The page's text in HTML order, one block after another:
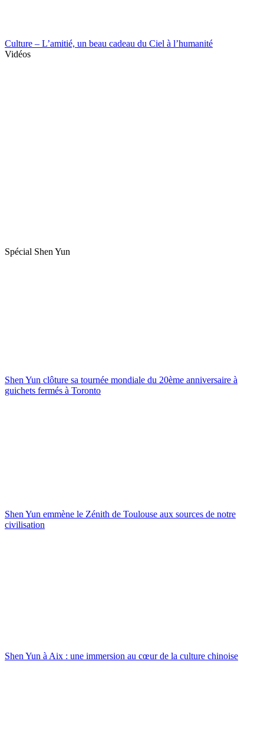
Culture – L’amitié, un beau cadeau du Ciel à l’humanité
Vidéos
Spécial Shen Yun
Shen Yun clôture sa tournée mondiale du 20ème anniversaire à
guichets fermés à Toronto
Shen Yun emmène le Zénith de Toulouse aux sources de notre
civilisation
Shen Yun à Aix : une immersion au cœur de la culture chinoise